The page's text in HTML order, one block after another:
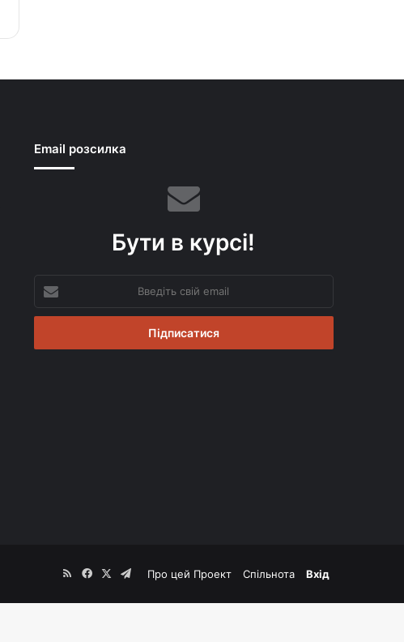
Email розсилка
Бути в курсі!
свій
email
Про цей Проект Спільнота Вхід
RSSFacebookTelegram